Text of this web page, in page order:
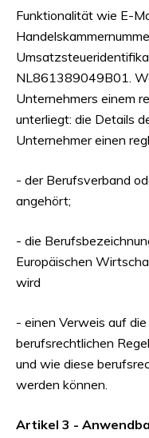
Funktionalität wie E-
NL861389049B01.
Unternehmers einem
unterliegt: die Details
Unternehmer einen
- der Berufsverband
angehört;
- die
Europäischen
wird
- einen Verweis auf
berufsrechtlichen
und wie diese
werden können.
Artikel 3 -